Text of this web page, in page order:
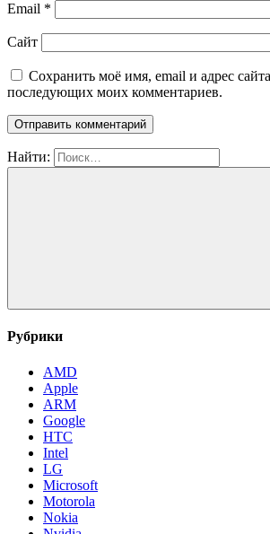
Email *
Сайт
Сохранить моё имя, email и адрес
последующих моих комментариев.
Найти:
Рубрики
AMD
Apple
ARM
Google
HTC
Intel
LG
Microsoft
Motorola
Nokia